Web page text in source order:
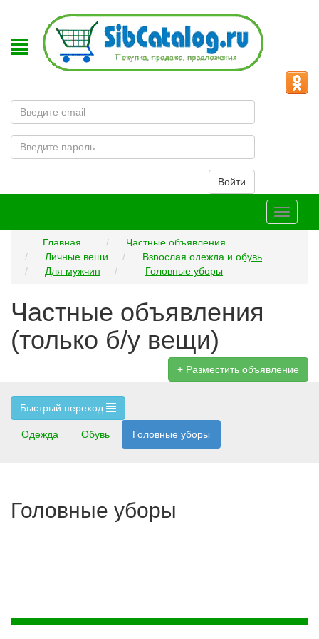
Войти
Меню
Главная
Частные объявления
Личные вещи
Взрослая одежда и обувь
Для мужчин
Головные уборы
Частные объявления
(только б/у вещи)
Разместить объявление
Быстрый переход
Одежда Обувь Головные уборы
Головные уборы